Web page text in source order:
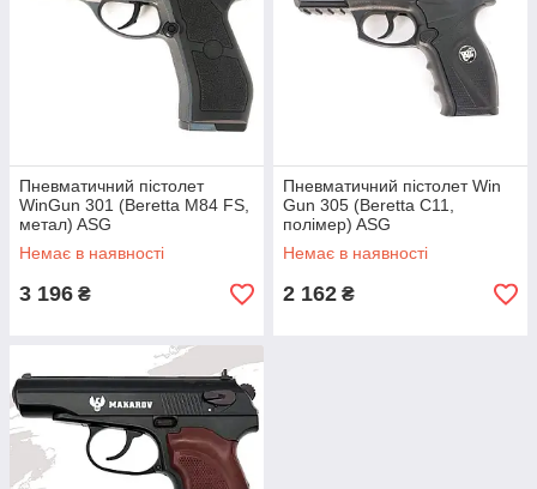
Пневматичний пістолет
WinGun 301 (Beretta M84 FS,
метал) ASG
Немає в наявності
3 196 ₴
Пневматичний пістолет Win
Gun 305 (Beretta C11,
полімер) ASG
Немає в наявності
2 162 ₴